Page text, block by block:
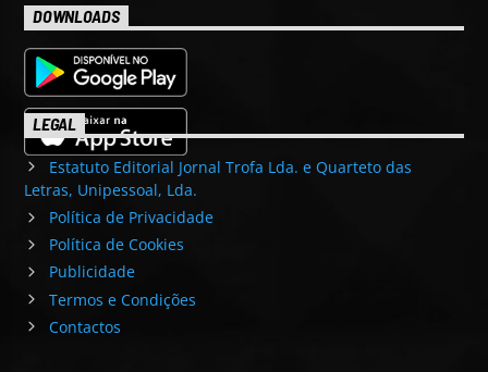
DOWNLOADS
LEGAL
Estatuto Editorial Jornal Trofa Lda. e Quarteto das
Letras, Unipessoal, Lda.
Política de Privacidade
Política de Cookies
Publicidade
Termos e Condições
Contactos